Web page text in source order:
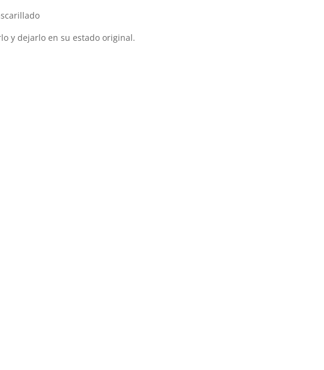
y dejarlo en su estado original.